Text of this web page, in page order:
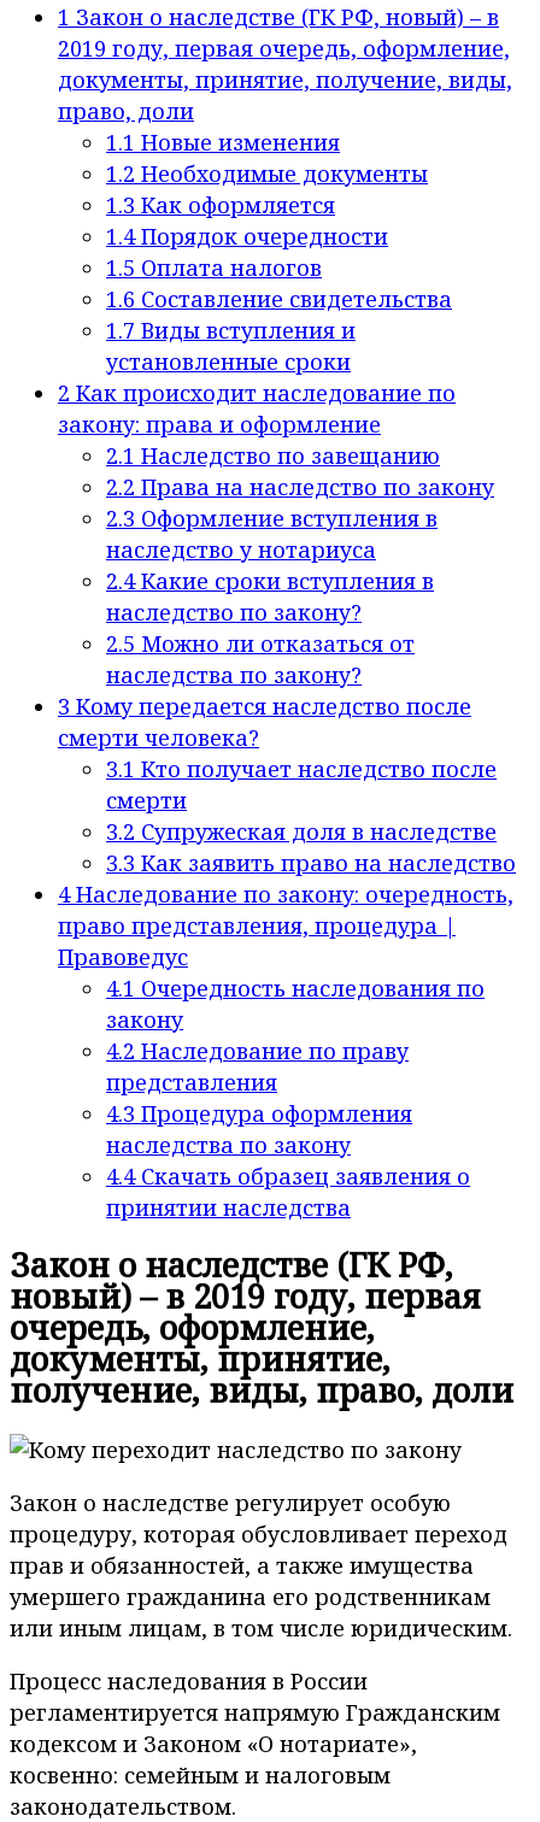
1 Закон о наследстве (ГК РФ, новый) – в
2019 году, первая очередь, оформление,
документы, принятие, получение, виды,
право, доли
1.1 Новые изменения
1.2 Необходимые документы
1.3 Как оформляется
1.4Порядок очередности
1.5 Оплата налогов
1.6 Составление свидетельства
1.7 Виды вступления и
установленные сроки
2 Как происходит наследование по
закону: права и оформление
2.1 Наследство по завещанию
2.2 Права на наследство по закону
2.3 Оформление вступления в
наследство у нотариуса
2.4Какие сроки вступления в
наследство по закону?
2.5 Можно ли отказаться от
наследства по закону?
3 Кому передается наследство после
смерти человека?
3.1 Кто получает наследство после
смерти
3.2 Супружеская доля в наследстве
3.3 Как заявить право на наследство
4Наследование по закону: очередность,
право представления, процедура |
Правоведус
4.1 Очередность наследования по
закону
4.2 Наследование по праву
представления
4.3 Процедура оформления
наследства по закону
4.4Скачать образец заявления о
принятии наследства
Закон о наследстве (ГК РФ,
новый) – в 2019 году, первая
очередь, оформление,
документы, принятие,
получение, виды, право, доли
Закон о наследстве регулирует особую
процедуру, которая обусловливает переход
прав и обязанностей, а также имущества
умершего гражданина его родственникам
или иным лицам, в том числе юридическим.
Процесс наследования в России
регламентируется напрямую Гражданским
кодексом и Законом «О нотариате»,
косвенно: семейным и налоговым
законодательством.